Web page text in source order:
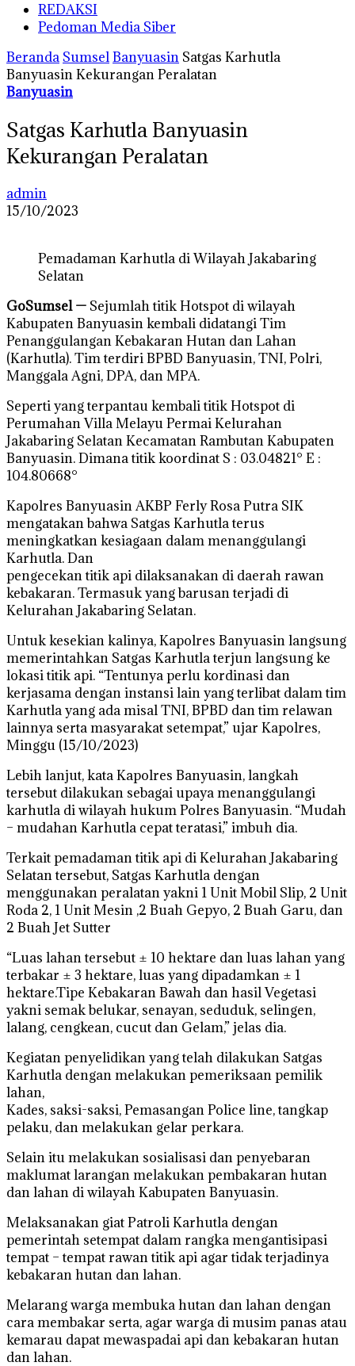
REDAKSI
Pedoman Media Siber
Beranda SumselBanyuasin Satgas Karhutla
Banyuasin Kekurangan Peralatan
Banyuasin
Satgas Karhutla Banyuasin
Kekurangan Peralatan
admin
15/10/2023
Pemadaman Karhutla di Wilayah Jakabaring
Selatan
GoSumsel — Sejumlah titik Hotspot di wilayah
Kabupaten Banyuasin kembali didatangi Tim
Penanggulangan Kebakaran Hutan dan Lahan
(Karhutla). Tim terdiri BPBD Banyuasin, TNI, Polri,
Manggala Agni, DPA, dan MPA.
Seperti yang terpantau kembali titik Hotspot di
Perumahan Villa Melayu Permai Kelurahan
Jakabaring Selatan Kecamatan Rambutan Kabupaten
Banyuasin. Dimana titik koordinat S : 03.04821° E :
104.80668°
Kapolres Banyuasin AKBP Ferly Rosa Putra SIK
mengatakan bahwa Satgas Karhutla terus
meningkatkan kesiagaan dalam menanggulangi
Karhutla. Dan
pengecekan titik api dilaksanakan di daerah rawan
kebakaran. Termasuk yang barusan terjadi di
Kelurahan Jakabaring Selatan.
Untuk kesekian kalinya, Kapolres Banyuasin langsung
memerintahkan Satgas Karhutla terjun langsung ke
lokasi titik api. “Tentunya perlu kordinasi dan
kerjasama dengan instansi lain yang terlibat dalam tim
Karhutla yang ada misal TNI, BPBD dan tim relawan
lainnya serta masyarakat setempat,” ujar Kapolres,
Minggu (15/10/2023)
Lebih lanjut, kata Kapolres Banyuasin, langkah
tersebut dilakukan sebagai upaya menanggulangi
karhutla di wilayah hukum Polres Banyuasin. “Mudah
– mudahan Karhutla cepat teratasi,” imbuh dia.
Terkait pemadaman titik api di Kelurahan Jakabaring
Selatan tersebut, Satgas Karhutla dengan
menggunakan peralatan yakni 1 Unit Mobil Slip, 2 Unit
Roda 2, 1 Unit Mesin ,2 Buah Gepyo, 2 Buah Garu, dan
2 Buah Jet Sutter
“Luas lahan tersebut ± 10 hektare dan luas lahan yang
terbakar ± 3 hektare, luas yang dipadamkan ± 1
hektare.Tipe Kebakaran Bawah dan hasil Vegetasi
yakni semak belukar, senayan, seduduk, selingen,
lalang, cengkean, cucut dan Gelam,” jelas dia.
Kegiatan penyelidikan yang telah dilakukan Satgas
Karhutla dengan melakukan pemeriksaan pemilik
lahan,
Kades, saksi-saksi, Pemasangan Police line, tangkap
pelaku, dan melakukan gelar perkara.
Selain itu melakukan sosialisasi dan penyebaran
maklumat larangan melakukan pembakaran hutan
dan lahan di wilayah Kabupaten Banyuasin.
Melaksanakan giat Patroli Karhutla dengan
pemerintah setempat dalam rangka mengantisipasi
tempat – tempat rawan titik api agar tidak terjadinya
kebakaran hutan dan lahan.
Melarang warga membuka hutan dan lahan dengan
cara membakar serta, agar warga di musim panas atau
kemarau dapat mewaspadai api dan kebakaran hutan
dan lahan.